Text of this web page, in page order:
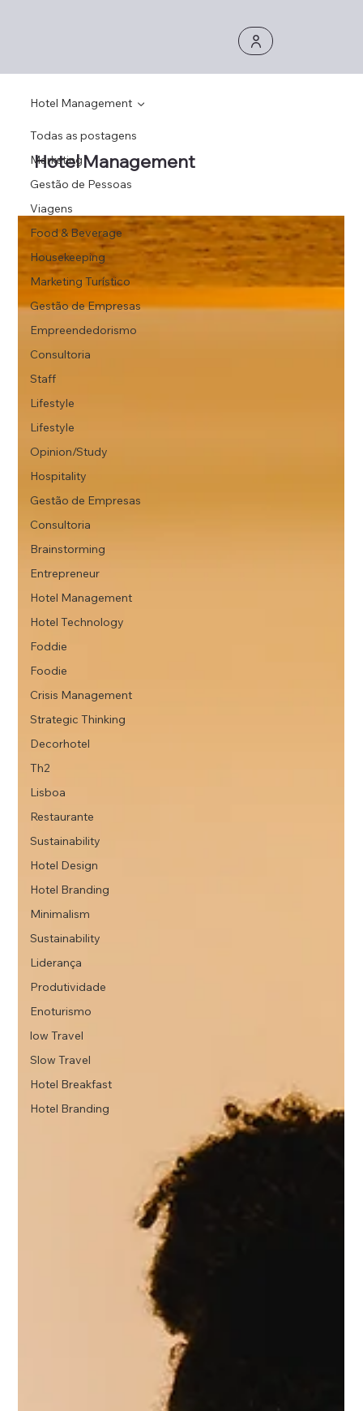
Todas as postagens
Marketing
Gestão de Pessoas
Viagens
Food & Beverage
Housekeeping
Marketing Turístico
Gestão de Empresas
Empreendedorismo
Consultoria
Staff
Lifestyle
Lifestyle
Opinion/Study
Hospitality
Gestão de Empresas
Consultoria
Brainstorming
Entrepreneur
Hotel Management
Hotel Technology
Foddie
Foodie
Crisis Management
Strategic Thinking
Decorhotel
Th2
Lisboa
Restaurante
Sustainability
Hotel Design
Hotel Branding
Minimalism
Sustainability
Liderança
Produtividade
Enoturismo
low Travel
Slow Travel
Hotel Breakfast
Hotel Branding
Hotel Management
Hotel Management